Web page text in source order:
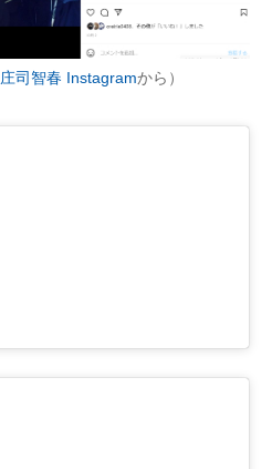
庄司智春 Instagramから）